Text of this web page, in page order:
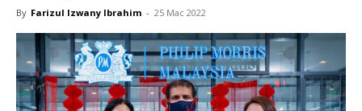
By Farizul Izwany Ibrahim - 25 Mac 2022